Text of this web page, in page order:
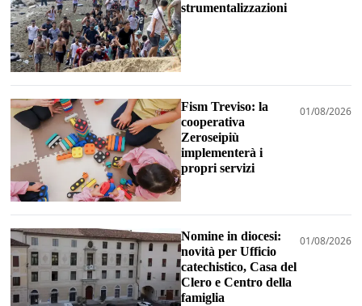
strumentalizzazioni
Fism Treviso: la
cooperativa
Zeroseipiù
implementerà i
propri servizi
01/08/2026
Nomine in diocesi:
novità per Ufficio
catechistico, Casa del
Clero e Centro della
famiglia
01/08/2026